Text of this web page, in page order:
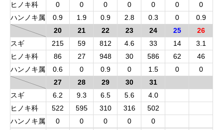
ヒノキ科
0 0 0 0 0 0
0
ハンノキ属
0.9 1.9 0.9 2.8 0.3 0
0.9
20
21 22 23 24 25
26
スギ
215 59 812 4.6 33 14
3.1
ヒノキ科
86 27 948 30 586 62
46
ハンノキ属
0.6 0 0.9 0 1.5 0
0
27
28 29 30
31
スギ
6.2 9.3 6.5 5.6
4.0
ヒノキ科
522 595 310 316
502
ハンノキ属
0 0 0 0
0